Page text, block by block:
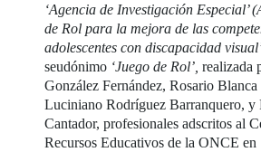
‘Agencia de Investigación Especial’
de Rol para la mejora de las
adolescentes con discapacidad
seudónimo ‘Juego de Rol’, realizada
González Fernández, Rosario Blanca
Luciniano Rodríguez Barranquero, y
Cantador, profesionales adscritos al
Recursos Educativos de la ONCE en